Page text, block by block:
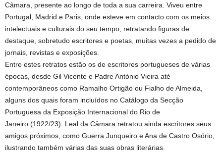
Câmara, presente ao longo de toda a sua carreira. Viveu entre
Portugal, Madrid e Paris, onde esteve em contacto com os meios
intelectuais e culturais do seu tempo, retratando figuras de
destaque, sobretudo escritores e poetas, muitas vezes a pedido de
jornais, revistas e exposições.
Entre estes retratos estão os de escritores portugueses de várias
épocas, desde Gil Vicente e Padre António Vieira até
contemporâneos como Ramalho Ortigão ou Fialho de Almeida,
alguns dos quais foram incluídos no Catálogo da Secção
Portuguesa da Exposição Internacional do Rio de
Janeiro (1922/23). Leal da Câmara retratou ainda escritores seus
amigos próximos, como Guerra Junqueiro e Ana de Castro Osório,
ilustrando também várias das suas obras literárias.